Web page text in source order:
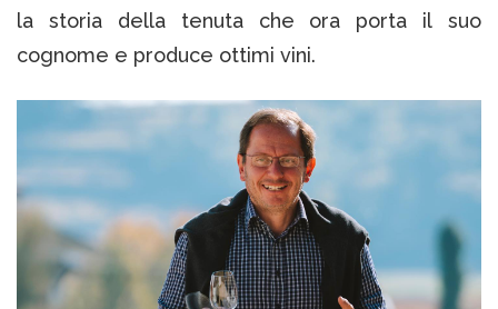
la storia della tenuta che ora porta il suo
cognome e produce ottimi vini.